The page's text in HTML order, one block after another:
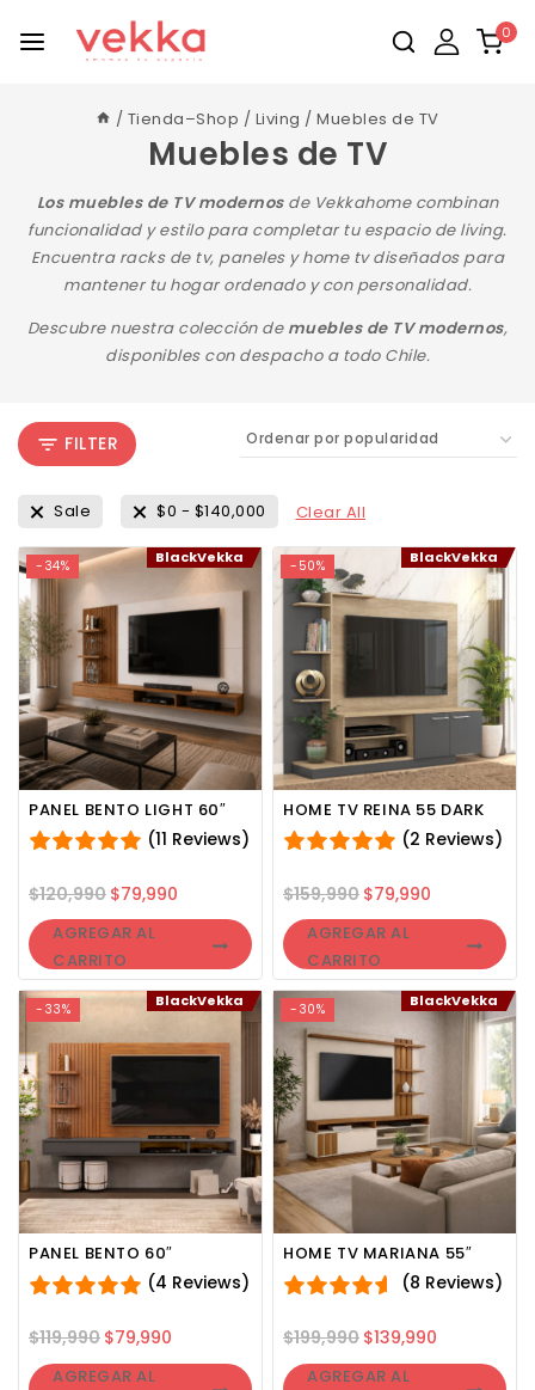
0
/ Tienda–Shop / Living / Muebles de TV
Muebles de TV
Los muebles de TV modernosde Vekkahome combinan
funcionalidad y estilo para completar tu espacio de living.
Encuentra racks de tv, paneles y home tv diseñados para
mantener tu hogar ordenado y con personalidad.
Descubre nuestra colección de muebles de TV modernos,
disponibles con despacho a todo Chile.
FILTER
Sale $0 - $140,000 Clear All
-34% BlackVekka
PANEL BENTO LIGHT 60″
(11 Reviews)
$120,990 $79,990
AGREGAR AL
CARRITO
-50% BlackVekka
HOME TV REINA 55 DARK
(2 Reviews)
$159,990 $79,990
AGREGAR AL
CARRITO
-33% BlackVekka
PANEL BENTO 60″
(4 Reviews)
$119,990 $79,990
AGREGAR AL
-30% BlackVekka
HOME TV MARIANA 55″
(8 Reviews)
$199,990 $139,990
AGREGAR AL